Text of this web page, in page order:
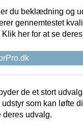
du beklædning og
gennemtestet
her for at se
de et stort
som kan løfte
deres udvalg.